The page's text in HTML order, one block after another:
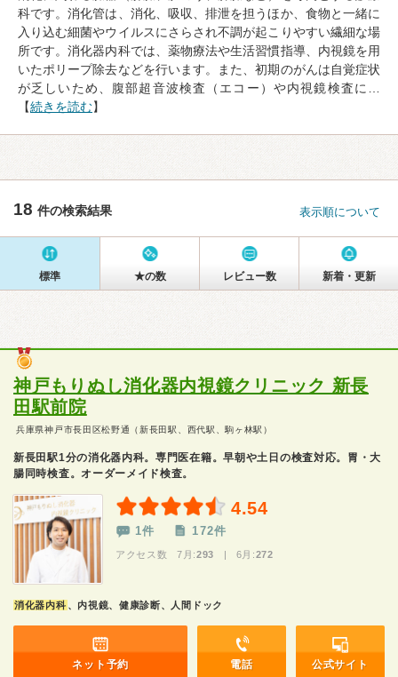
科です。消化管は、消化、吸収、排泄を担うほか、食物と一緒に
入り込む細菌やウイルスにさらされ不調が起こりやすい繊細な場
所です。消化器内科では、薬物療法や生活習慣指導、内視鏡を用
いたポリープ除去などを行います。また、初期のがんは自覚症状
が乏しいため、腹部超音波検査（エコー）や内視鏡検査に…
【続きを読む】
18 件の検索結果 表示順について
標準 ★の数 レビュー数 新着・更新
神戸もりぬし消化器内視鏡クリニック 新長
田駅前院
兵庫県神戸市長田区松野通（新長田駅、西代駅、駒ヶ林駅）
新長田駅1分の消化器内科。専門医在籍。早朝や土日の検査対応。胃・大
腸同時検査。オーダーメイド検査。
4.54
1件 172件
アクセス数 7月:293 | 6月:272
消化器内科 、内視鏡、健康診断、人間ドック
ネット予約 電話 公式サイト